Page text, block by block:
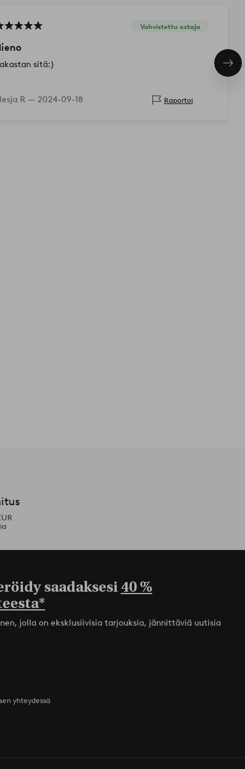
Vahvistettu ostaja
sitä:)
R — 2024-09-18 Raportoi
saadaksesi40 %
jolla on eksklusiivisia tarjouksia, jännittäviä uutisia
yhteydessä